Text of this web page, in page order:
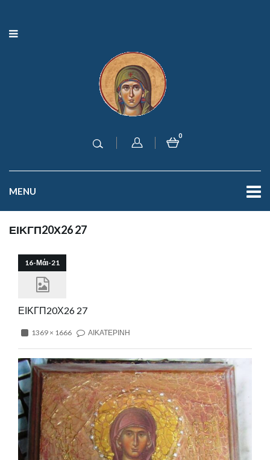
0
MENU
ΕΙΚΓΠ20Χ26 27
16-Μάι-21
ΕΙΚΓΠ20Χ26 27
1369 × 1666 ΑΙΚΑΤΕΡΙΝΗ